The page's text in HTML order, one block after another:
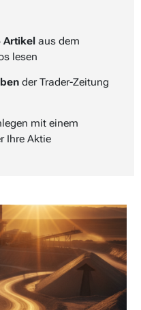
Artikel aus dem
lesen
der Trader-Zeitung
mit einem
Ihre Aktie